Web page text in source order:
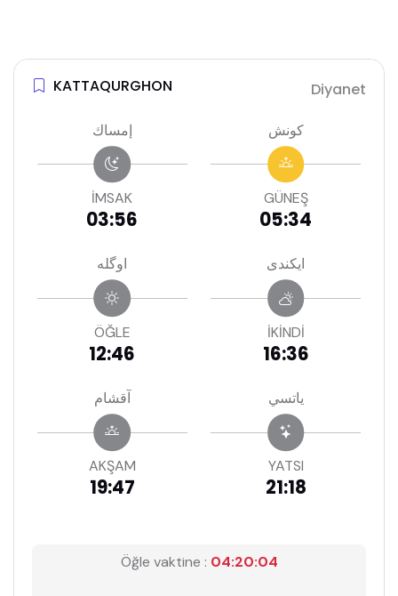
KATTAQURGHON Diyanet
إمساك
İMSAK
03:56
كونش
GÜNEŞ
05:34
اوگله
ÖĞLE
12:46
ايكندى
İKİNDİ
16:36
آقشام
AKŞAM
19:47
ياتسي
YATSI
21:18
Öğle vaktine : 04:20:04